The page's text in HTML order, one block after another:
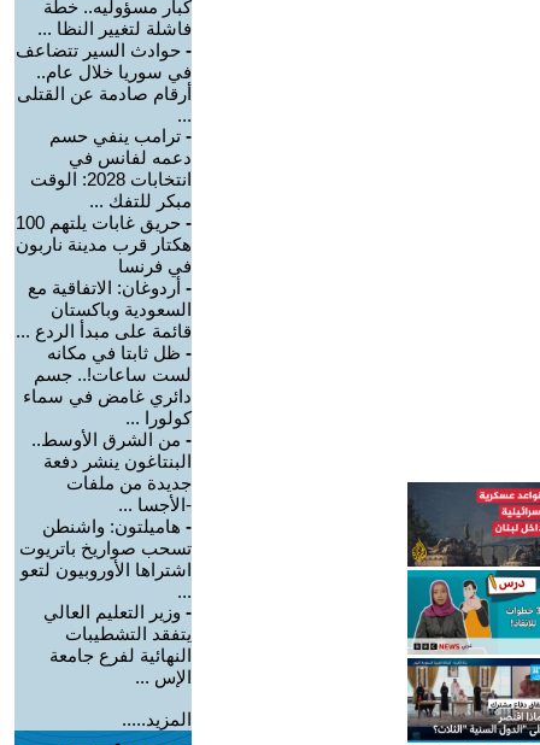
كبار مسؤوليه.. خطة
فاشلة لتغيير النظا ...
- حوادث السير تتضاعف
في سوريا خلال عام..
أرقام صادمة عن القتلى
...
- ترامب ينفي حسم
دعمه لفانس في
انتخابات 2028: الوقت
مبكر للتفك ...
-
حريق غابات يلتهم 100
هكتار قرب مدينة ناربون
في فرنسا
- أردوغان: الاتفاقية مع
السعودية وباكستان
قائمة على مبدأ الردع ...
- ظل ثابتا في مكانه
لست ساعات!.. جسم
دائري غامض في سماء
كولورا ...
- من الشرق الأوسط..
البنتاغون ينشر دفعة
جديدة من ملفات
-الأجسا ...
- هاميلتون: واشنطن
تسحب صواريخ باتريوت
اشتراها الأوروبيون لتعو
...
- وزير التعليم العالي
يتفقد التشطيبات
النهائية لفرع جامعة
الإس ...
المزيد.....